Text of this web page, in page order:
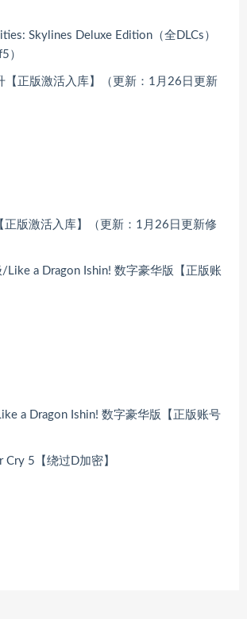
Skylines Deluxe Edition（全DLCs）
）
正版激活入库】（更新：1月26日更新修
a Dragon Ishin! 数字豪华版【正版账号